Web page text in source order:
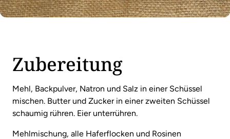
Zubereitung
Mehl, Backpulver, Natron und Salz in einer Schüssel
mischen. Butter und Zucker in einer zweiten Schüssel
schaumig rühren. Eier unterrühren.
Mehlmischung, alle Haferflocken und Rosinen